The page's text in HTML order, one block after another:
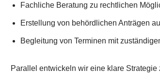
Fachliche Beratung zu rechtlichen
Erstellung von behördlichen Anträgen
Begleitung von Terminen mit
Parallel entwickeln wir eine klare